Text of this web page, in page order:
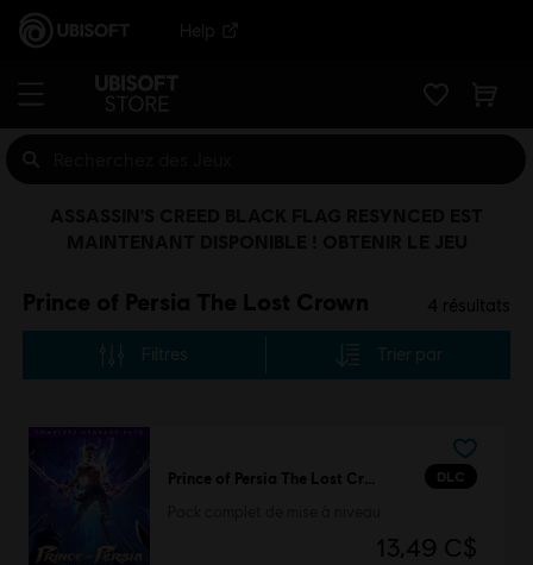
Help
Prince of Persia The Lost Crown 4 résultats
Filtres Trier par
DLC
13,49 C$